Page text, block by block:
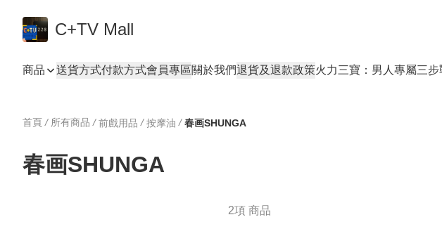
C+TV Mall
商品 送貨方式付款方式會員專區關於我們退貨及退款政策火力三寶：男人專屬三步
首頁 / 所有商品 / 前戲用品 / 按摩油 / 春画SHUNGA
春画SHUNGA
2項 商品